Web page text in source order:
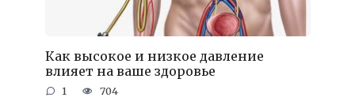
Как высокое и низкое давление
влияет на ваше здоровье
1 704